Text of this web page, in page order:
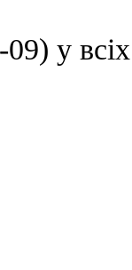
у всіх